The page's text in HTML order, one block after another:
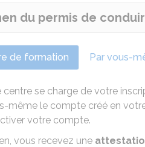
du permis de
de formation Par vous-
se charge de votre
même le compte créé en
votre compte.
vous recevez une